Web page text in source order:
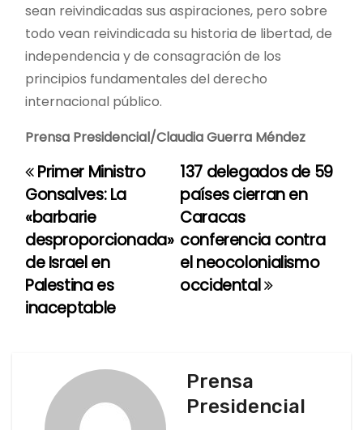
sean reivindicadas sus aspiraciones, pero sobre
todo vean reivindicada su historia de libertad, de
independencia y de consagración de los
principios fundamentales del derecho
internacional público.
Prensa Presidencial/Claudia Guerra Méndez
N
a
v
e
g
137 delegados de 59
países cierran en
Caracas
conferencia contra
el neocolonialismo
occidental
Primer Ministro
Gonsalves: La
«barbarie
desproporcionada»
de Israel en
Palestina es
inaceptable
Prensa
Presidencial